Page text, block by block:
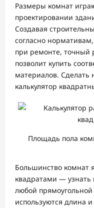
Размеры комнат
проектировании
Создавая
согласно
при ремонте, точный
позволит купить
материалов.
калькулятор
Площадь пола
Большинство комнат
квадратами —
любой
используются длина